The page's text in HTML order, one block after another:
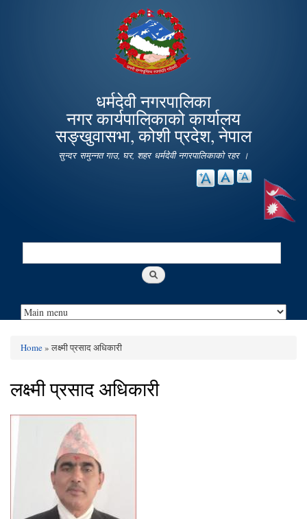
main
content
धर्मदेवी नगरपालिका
नगर कार्यपालिकाको कार्यालय
सङ्खुवासभा, कोशी प्रदेश, नेपाल
सुन्दर समुन्नत गाउ, घर, शहर धर्मदेवी नगरपालिकाको रहर ।
Search
You are here
Home» लक्ष्मी प्रसाद अधिकारी
लक्ष्मी प्रसाद अधिकारी